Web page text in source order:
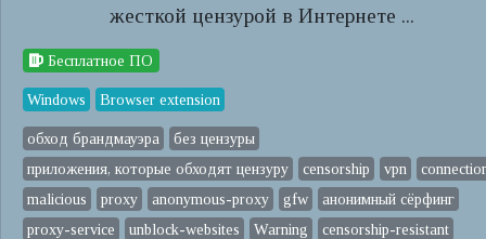
жесткой цензурой в Интернете ...
Бесплатное ПО
Windows Browser extension
обход брандмауэра
без цензуры
приложения, которые обходят цензуру
censorship vpn
malicious
proxy anonymous-proxy gfw
анонимный сёрфинг
proxy-service
unblock-websites Warning censorship-resistant